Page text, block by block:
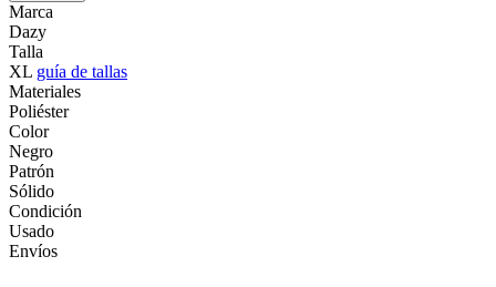
Marca
Dazy
Talla
XL guía de tallas
Materiales
Poliéster
Color
Negro
Patrón
Sólido
Condición
Usado
Envíos